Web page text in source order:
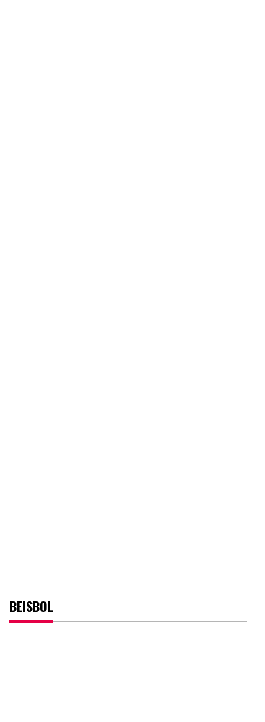
BEISBOL